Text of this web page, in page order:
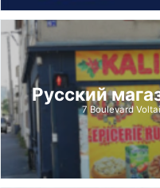
Русский
7 Boulevard